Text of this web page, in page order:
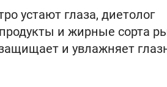
устают глаза, диетолог
и жирные сорта
и увлажняет